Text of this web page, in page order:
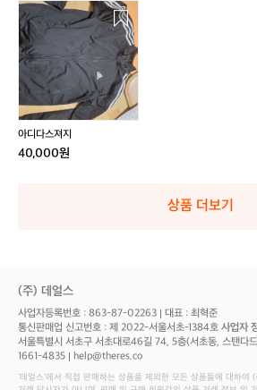
아
디
다
스
져
지
아디다스져지
40,000원
상품 더보기
(주) 데얼스
사업자등록번호 : 863-87-02263 대표 : 최혁준
통신판매업 신고번호 : 제 2022-서울서초-1384호 사업자
서울특별시 서초구 서초대로46길 74, 5층(서초동, 스탠다
1661-4835
help@theres.co
‘데얼스'에서 직접 판매하는 상품을 제외한 모든 상품들에 대하여 (